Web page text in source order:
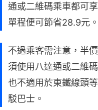
通或二維碼乘車都可
單程便可節省28.9元。
不過乘客需注意，半
須使用八達通或二維
也不適用於東鐵線頭
駁巴士。